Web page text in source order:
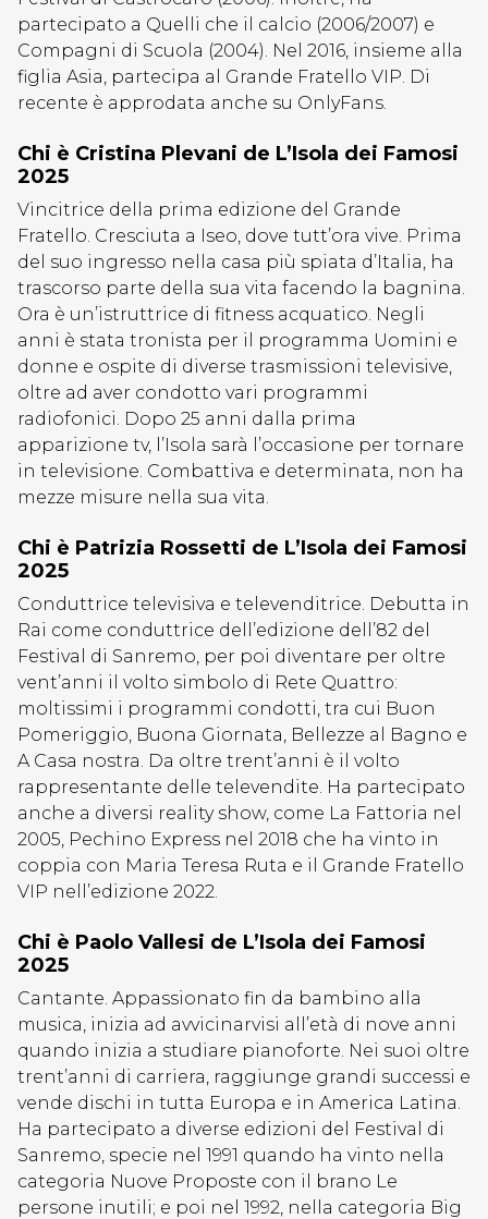
partecipato a Quelli che il calcio (2006/2007) e
Compagni di Scuola (2004). Nel 2016, insieme alla
figlia Asia, partecipa al Grande Fratello VIP. Di
recente è approdata anche su OnlyFans.
Chi è Cristina Plevani de L’Isola dei Famosi
2025
Vincitrice della prima edizione del Grande
Fratello. Cresciuta a Iseo, dove tutt’ora vive. Prima
del suo ingresso nella casa più spiata d’Italia, ha
trascorso parte della sua vita facendo la bagnina.
Ora è un’istruttrice di fitness acquatico. Negli
anni è stata tronista per il programma Uomini e
donne e ospite di diverse trasmissioni televisive,
oltre ad aver condotto vari programmi
radiofonici. Dopo 25 anni dalla prima
apparizione tv, l’Isola sarà l’occasione per tornare
in televisione. Combattiva e determinata, non ha
mezze misure nella sua vita.
Chi è Patrizia Rossetti de L’Isola dei Famosi
2025
Conduttrice televisiva e televenditrice. Debutta in
Rai come conduttrice dell’edizione dell’82 del
Festival di Sanremo, per poi diventare per oltre
vent’anni il volto simbolo di Rete Quattro:
moltissimi i programmi condotti, tra cui Buon
Pomeriggio, Buona Giornata, Bellezze al Bagno e
A Casa nostra. Da oltre trent’anni è il volto
rappresentante delle televendite. Ha partecipato
anche a diversi reality show, come La Fattoria nel
2005, Pechino Express nel 2018 che ha vinto in
coppia con Maria Teresa Ruta e il Grande Fratello
VIP nell’edizione 2022.
Chi è Paolo Vallesi de L’Isola dei Famosi
2025
Cantante. Appassionato fin da bambino alla
musica, inizia ad avvicinarvisi all’età di nove anni
quando inizia a studiare pianoforte. Nei suoi oltre
trent’anni di carriera, raggiunge grandi successi e
vende dischi in tutta Europa e in America Latina.
Ha partecipato a diverse edizioni del Festival di
Sanremo, specie nel 1991 quando ha vinto nella
categoria Nuove Proposte con il brano Le
persone inutili; e poi nel 1992, nella categoria Big